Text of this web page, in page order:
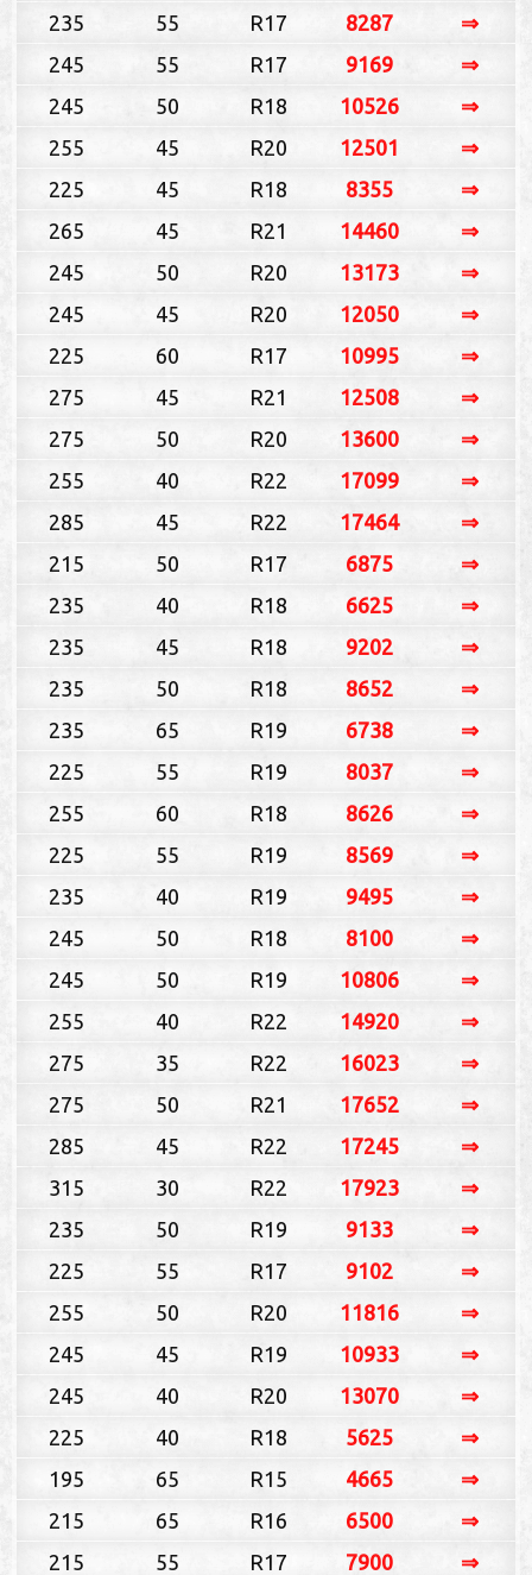
235
55 R17 8287
⇒
245
55 R17 9169
⇒
245
50 R18 10526
⇒
255
45 R20 12501
⇒
225
45 R18 8355
⇒
265
45 R21 14460
⇒
245
50 R20 13173
⇒
245
45 R20 12050
⇒
225
60 R17 10995
⇒
275
45 R21 12508
⇒
275
50 R20 13600
⇒
255
40 R22 17099
⇒
285
45 R22 17464
⇒
215
50 R17 6875
⇒
235
40 R18 6625
⇒
235
45 R18 9202
⇒
235
50 R18 8652
⇒
235
65 R19 6738
⇒
225
55 R19 8037
⇒
255
60 R18 8626
⇒
225
55 R19 8569
⇒
235
40 R19 9495
⇒
245
50 R18 8100
⇒
245
50 R19 10806
⇒
255
40 R22 14920
⇒
275
35 R22 16023
⇒
275
50 R21 17652
⇒
285
45 R22 17245
⇒
315
30 R22 17923
⇒
235
50 R19 9133
⇒
225
55 R17 9102
⇒
255
50 R20 11816
⇒
245
45 R19 10933
⇒
245
40 R20 13070
⇒
225
40 R18 5625
⇒
195
65 R15 4665
⇒
215
65 R16 6500
⇒
215
55 R17 7900
⇒